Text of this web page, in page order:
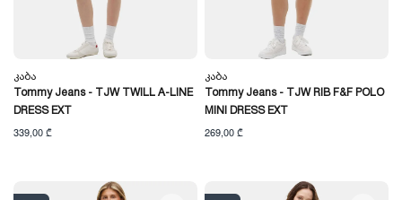
Კაბა
Tommy Jeans - TJW TWILL A-LINE
DRESS EXT
339,00 ₾
Კაბა
Tommy Jeans - TJW RIB F&F POLO
MINI DRESS EXT
269,00 ₾